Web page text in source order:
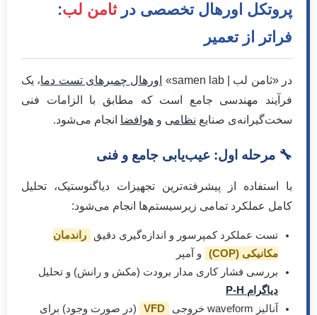
پروتکل اورهال تخصصی درثامن لب:
فراتر از تعمیر
در «ثامن لب | samen lab» اورهال چمبرهای تست دما، یک
فرآیند مهندسی جامع است که مطابق با الزامات فنی
سخت‌گیرانه‌ی صنایع نظامی و هوافضا انجام می‌شود.
🔧 مرحله اول: عیب‌یابی جامع و فنی
با استفاده از پیشرفته‌ترین تجهیزات دیاگنوستیک، تحلیل
کامل عملکرد تمامی زیرسیستم‌ها انجام می‌شود:
تست عملکرد کمپرسور و اندازه‌گیری دقیق
راندمان
مکانیکی (COP)
و آمپر
بررسی فشار کاری مدار برودت (مکش و رانش) و تحلیل
دیاگرام P-H
آنالیز waveform خروجی
VFD
(در صورت وجود) برای